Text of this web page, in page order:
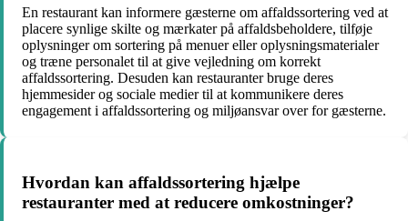
En restaurant kan informere gæsterne om affaldssortering ved at
placere synlige skilte og mærkater på affaldsbeholdere, tilføje
oplysninger om sortering på menuer eller oplysningsmaterialer
og træne personalet til at give vejledning om korrekt
affaldssortering. Desuden kan restauranter bruge deres
hjemmesider og sociale medier til at kommunikere deres
engagement i affaldssortering og miljøansvar over for gæsterne.
Hvordan kan affaldssortering hjælpe
restauranter med at reducere omkostninger?